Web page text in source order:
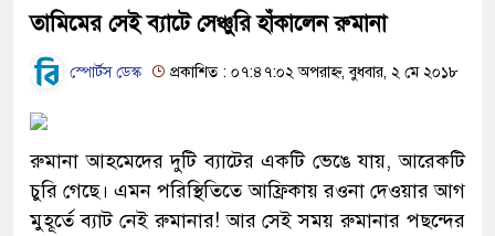
তামিমের সেই ব্যাটে সেঞ্চুরি হাঁকালেন রুমানা
স্পোর্টস ডেস্ক প্রকাশিত : ০৭:৪৭:০২ অপরাহ্ন, বুধবার, ২ মে ২০১৮
রুমানা আহমেদের দুটি ব্যাটের একটি ভেঙে যায়, আরেকটি
চুরি গেছে। এমন পরিস্থিতিতে আফ্রিকায় রওনা দেওয়ার আগ
মুহূর্তে ব্যাট নেই রুমানার! আর সেই সময় রুমানার পছন্দের